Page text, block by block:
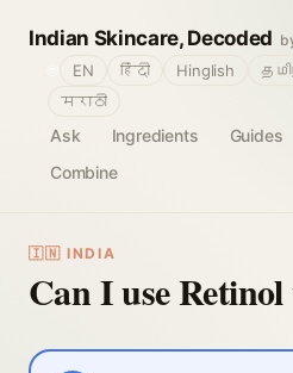
Indian Skincare, Decoded
Ask Ingredients Guides
Combine
EN हिंदी Hinglish
मराठी
🇮🇳 INDIA
Can I use